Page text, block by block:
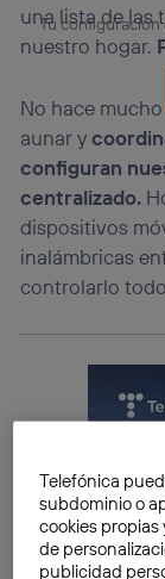
una lista de las
nuestro hogar.
No hace
aunar y
configuran
centralizado.
dispositivos
inalámbricas
controlarlo
Tu configuración
Telefónica
subdominio o
cookies
de
publicidad